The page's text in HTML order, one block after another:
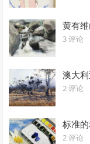
黄有
3 评论
澳大
2 评论
标准
2 评论